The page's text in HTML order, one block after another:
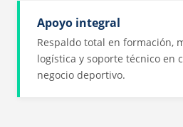
Apoyo integral
Respaldo total en formación,
logística y soporte técnico en
negocio deportivo.